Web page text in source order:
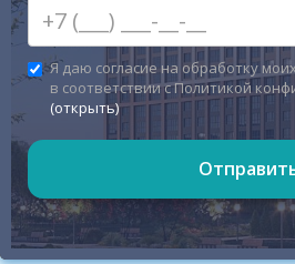
Я даю согласие на обработку
в соответствии с Политикой
(открыть)